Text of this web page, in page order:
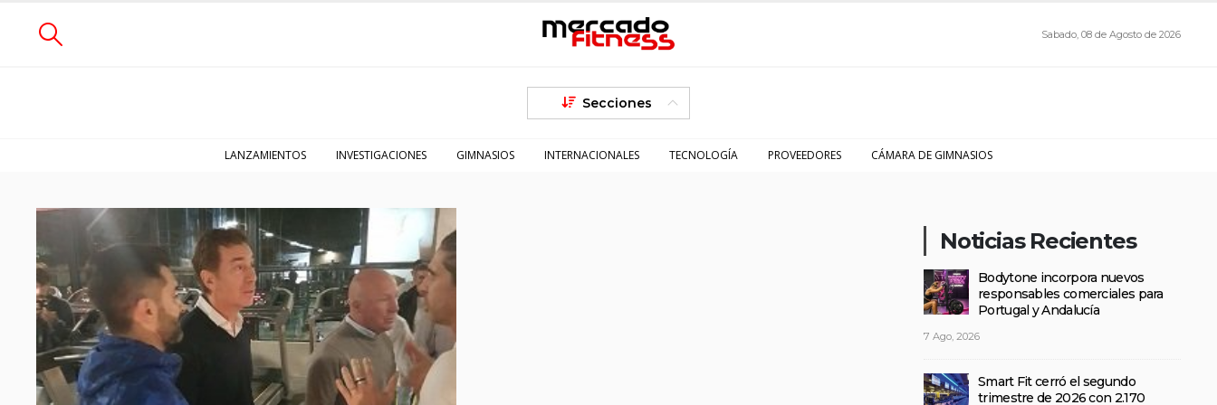
Sabado, 08 de Agosto de 2026
Secciones
LANZAMIENTOS INVESTIGACIONES GIMNASIOS INTERNACIONALES TECNOLOGÍA PROVEEDORES CÁMARA DE GIMNASIOS
Noticias Recientes
Bodytone incorpora nuevos
responsables comerciales para
Portugal y Andalucía
7 Ago, 2026
Smart Fit cerró el segundo
trimestre de 2026 con 2.170